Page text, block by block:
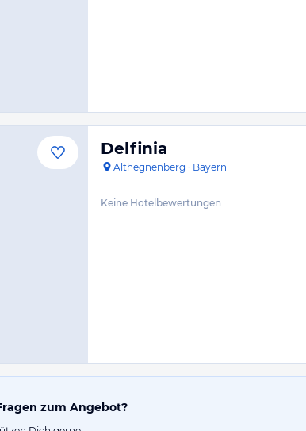
Delfinia
Althegnenberg · Bayern
Keine Hotelbewertungen
zum Angebot?